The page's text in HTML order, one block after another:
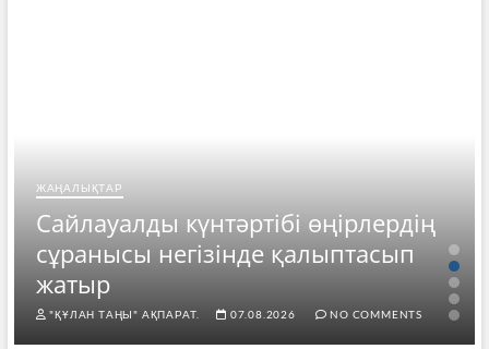
ЖАҢАЛЫҚТАР
Сайлауалды күнтәртібі өңірлердің
сұранысы негізінде қалыптасып
жатыр
"ҚҰЛАН ТАҢЫ" АҚПАРАТ. 07.08.2026 NO COMMENTS